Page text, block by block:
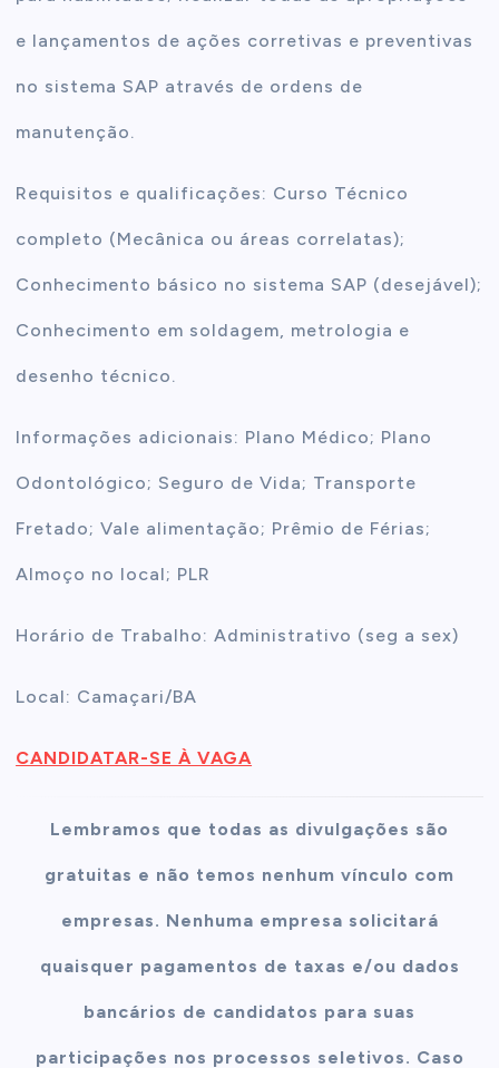
e lançamentos de ações corretivas e preventivas
no sistema SAP através de ordens de
manutenção.
Requisitos e qualificações: Curso Técnico
completo (Mecânica ou áreas correlatas);
Conhecimento básico no sistema SAP (desejável);
Conhecimento em soldagem, metrologia e
desenho técnico.
Informações adicionais: Plano Médico; Plano
Odontológico; Seguro de Vida; Transporte
Fretado; Vale alimentação; Prêmio de Férias;
Almoço no local; PLR
Horário de Trabalho: Administrativo (seg a sex)
Local: Camaçari/BA
CANDIDATAR-SE À VAGA
Lembramos que todas as divulgações são
gratuitas e não temos nenhum vínculo com
empresas. Nenhuma empresa solicitará
quaisquer pagamentos de taxas e/ou dados
bancários de candidatos para suas
participações nos processos seletivos. Caso